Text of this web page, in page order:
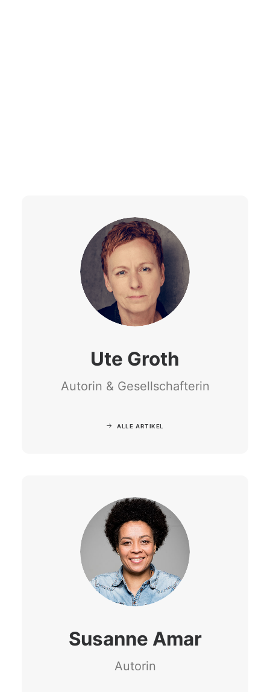
Ute Groth
Autorin & Gesellschafterin
ALLE ARTIKEL
Susanne Amar
Autorin